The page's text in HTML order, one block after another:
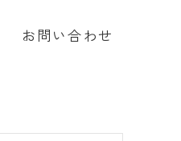
お問い合わせ